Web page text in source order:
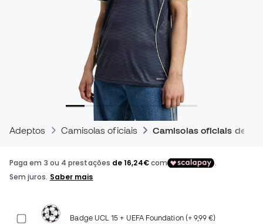
Adeptos Camisolas oficiais Camisolas oficiais de
Badge UCL 15 + UEFA Foundation (+ 9,99 €)